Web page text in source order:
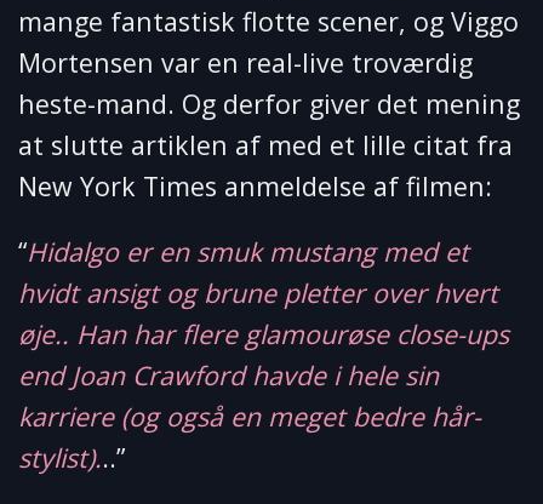
mange fantastisk flotte scener, og Viggo
Mortensen var en real-live troværdig
heste-mand. Og derfor giver det mening
at slutte artiklen af med et lille citat fra
New York Times anmeldelse af filmen:
“Hidalgo er en smuk mustang med et
hvidt ansigt og brune pletter over hvert
øje.. Han har flere glamourøse close-ups
end Joan Crawford havde i hele sin
karriere (og også en meget bedre hår-
stylist)...”